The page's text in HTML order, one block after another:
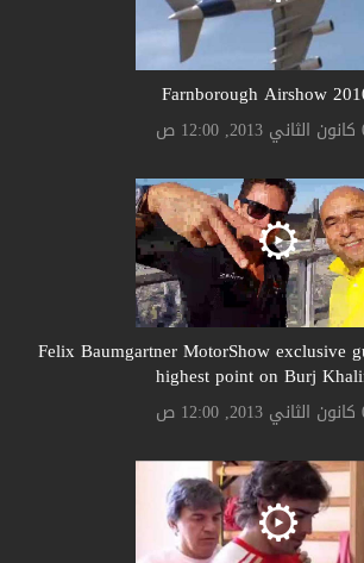
Farnborough Airshow
ص
Felix Baumgartner MotorShow exclusive
highest point on Burj
ص